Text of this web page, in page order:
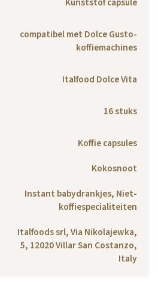
compatibel met Dolce Gusto-
koffiemachines
Italfood Dolce Vita
16 stuks
Koffie capsules
Kokosnoot
Instant babydrankjes, Niet-
koffiespecialiteiten
Italfoods srl, Via Nikolajewka,
5, 12020 Villar San Costanzo,
Italy